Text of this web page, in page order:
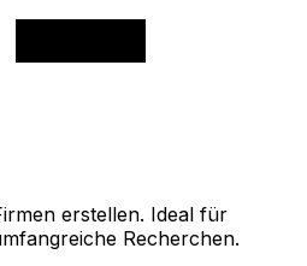
erstellen. Ideal für
Recherchen.